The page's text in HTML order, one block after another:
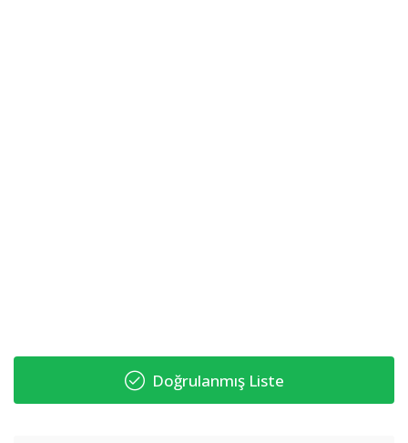
Doğrulanmış Liste